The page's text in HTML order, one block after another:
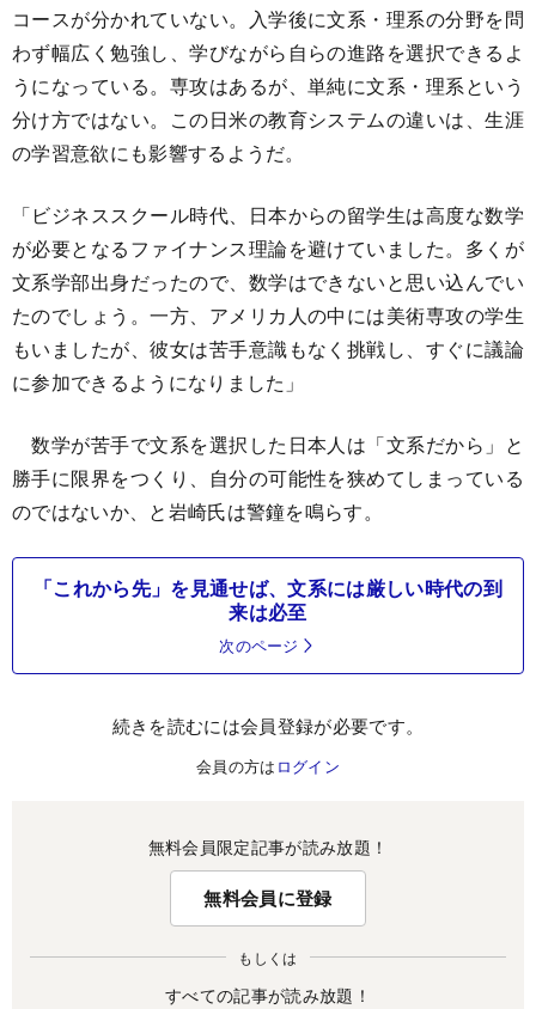
コースが分かれていない。入学後に文系・理系の分野を問
わず幅広く勉強し、学びながら自らの進路を選択できるよ
うになっている。専攻はあるが、単純に文系・理系という
分け方ではない。この日米の教育システムの違いは、生涯
の学習意欲にも影響するようだ。
「ビジネススクール時代、日本からの留学生は高度な数学
が必要となるファイナンス理論を避けていました。多くが
文系学部出身だったので、数学はできないと思い込んでい
たのでしょう。一方、アメリカ人の中には美術専攻の学生
もいましたが、彼女は苦手意識もなく挑戦し、すぐに議論
に参加できるようになりました」
数学が苦手で文系を選択した日本人は「文系だから」と
勝手に限界をつくり、自分の可能性を狭めてしまっている
のではないか、と岩崎氏は警鐘を鳴らす。
「これから先」を見通せば、文系には厳しい時代の到
来は必至
次のページ
続きを読むには会員登録が必要です。
会員の方は ログイン
無料会員限定記事が読み放題！
無料会員に登録
もしくは
すべての記事が読み放題！